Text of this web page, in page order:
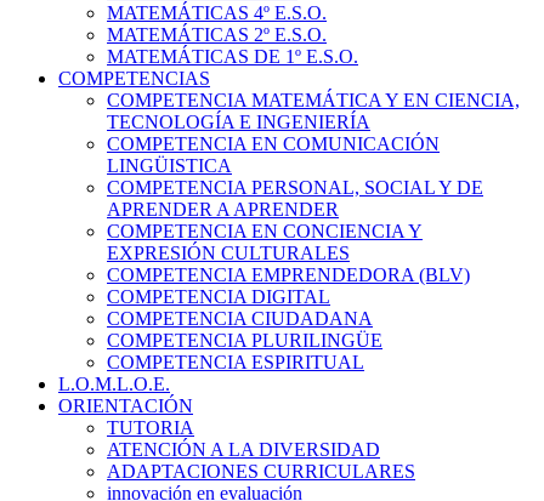
MATEMÁTICAS 4º E.S.O.
MATEMÁTICAS 2º E.S.O.
MATEMÁTICAS DE 1º E.S.O.
COMPETENCIAS
COMPETENCIA MATEMÁTICA Y EN CIENCIA,
TECNOLOGÍA E INGENIERÍA
COMPETENCIA EN COMUNICACIÓN
LINGÜISTICA
COMPETENCIA PERSONAL, SOCIAL Y DE
APRENDER A APRENDER
COMPETENCIA EN CONCIENCIA Y
EXPRESIÓN CULTURALES
COMPETENCIA EMPRENDEDORA (BLV)
COMPETENCIA DIGITAL
COMPETENCIA CIUDADANA
COMPETENCIA PLURILINGÜE
COMPETENCIA ESPIRITUAL
L.O.M.L.O.E.
ORIENTACIÓN
TUTORIA
ATENCIÓN A LA DIVERSIDAD
ADAPTACIONES CURRICULARES
innovación en evaluación